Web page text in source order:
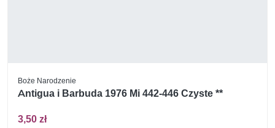
Boże Narodzenie
Antigua i Barbuda 1976 Mi 442-446 Czyste **
3,50 zł